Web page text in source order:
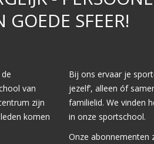
SFEER!
van
zijn
komen
Bij ons ervaar je
jezelf’, alleen óf
familielid. We vinden
in onze sportschool.
Onze